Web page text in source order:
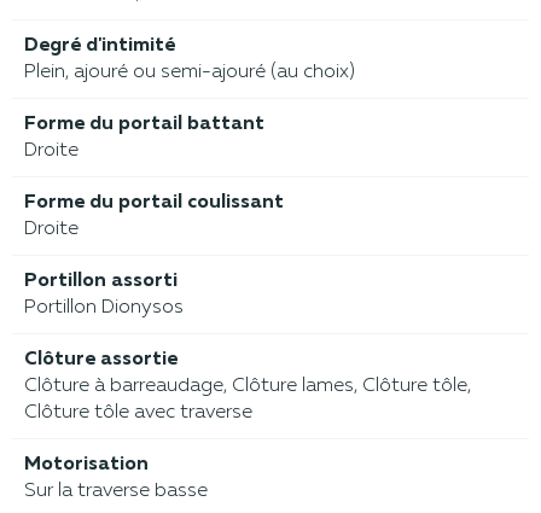
Degré d'intimité
Plein, ajouré ou semi-ajouré (au choix)
Forme du portail battant
Droite
Forme du portail coulissant
Droite
Portillon assorti
Portillon Dionysos
Clôture assortie
Clôture à barreaudage, Clôture lames, Clôture tôle,
Clôture tôle avec traverse
Motorisation
Sur la traverse basse